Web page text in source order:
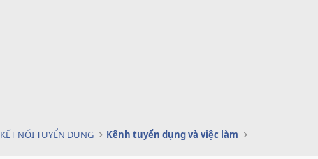
KẾT NỐI TUYỂN DỤNG Kênh tuyển dụng và việc làm